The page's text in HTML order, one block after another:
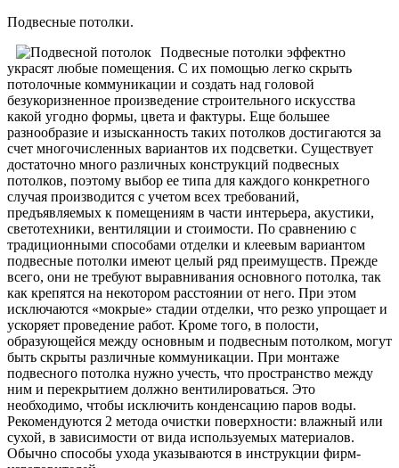
Подвесные потолки.
Подвесные потолки эффектно
украсят любые помещения. С их помощью легко скрыть
потолочные коммуникации и создать над головой
безукоризненное произведение строительного искусства
какой угодно формы, цвета и фактуры. Еще большее
разнообразие и изысканность таких потолков достигаются за
счет многочисленных вариантов их подсветки. Существует
достаточно много различных конструкций подвесных
потолков, поэтому выбор ее типа для каждого конкретного
случая производится с учетом всех требований,
предъявляемых к помещениям в части интерьера, акустики,
светотехники, вентиляции и стоимости. По сравнению с
традиционными способами отделки и клеевым вариантом
подвесные потолки имеют целый ряд преимуществ. Прежде
всего, они не требуют выравнивания основного потолка, так
как крепятся на некотором расстоянии от него. При этом
исключаются «мокрые» стадии отделки, что резко упрощает и
ускоряет проведение работ. Кроме того, в полости,
образующейся между основным и подвесным потолком, могут
быть скрыты различные коммуникации. При монтаже
подвесного потолка нужно учесть, что пространство между
ним и перекрытием должно вентилироваться. Это
необходимо, чтобы исключить конденсацию паров воды.
Рекомендуются 2 метода очистки поверхности: влажный или
сухой, в зависимости от вида используемых материалов.
Обычно способы ухода указываются в инструкции фирм-